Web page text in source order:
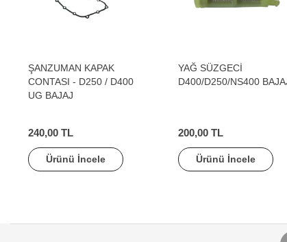
ŞANZUMAN KAPAK
CONTASI - D250 / D400
UG BAJAJ
240,00 TL
Ürünü İncele
YAĞ SÜZGECİ
D400/D250/NS400
200,00 TL
Ürünü İncele